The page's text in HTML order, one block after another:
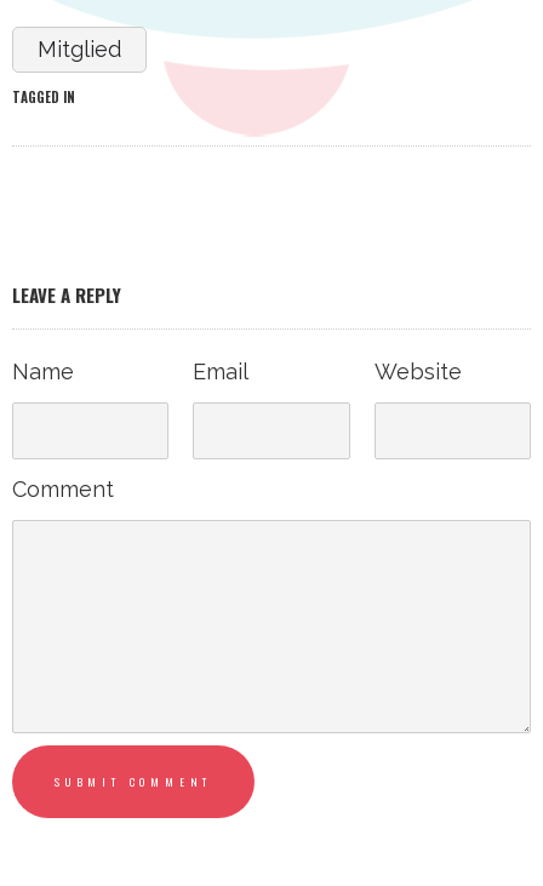
Mitglied
TAGGED IN
LEAVE A REPLY
Name Email Website
Comment
SUBMIT COMMENT